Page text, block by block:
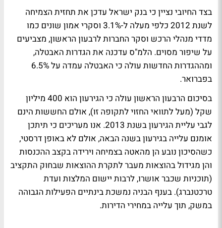
בצד החיובי נציין כי בנק ישראל עדכן את תחזית הצמיחה
לשנת 2012 כלפי מעלה ל-3.1% וסקרי אמון שונים כמו
מדדי מנהלי הרכש וסקר החברות לרבעון הראשון, מצביעים
על שיפור מסוים. הלמ"ס עדכנה את הגדרות האבטלה,
ומההגדרות החדשות עולה כי האבטלה עמדה על 6.5%
בפברואר.
בסיכום הרבעון הראשון עולה כי הגירעון הוא 400 מיליון
שקל (מעל לתוואי החזוי לתקופה זו), אולם החששות הינם
לגבי עליית הגירעון בשנת 2013. אנו מעריכים כי תיתכן
אומנם עלייה בגירעון בשנה הבאה, אולם לא באופן דרסטי,
כשהסיכון נובע הן מהאטה בצמיחה וירידה בקצב ההכנסות
והן מגידול בהוצאות מעבר לתקרת ההוצאות שבחוק התקציב
(תוכניות שכבר אושרו, לרבות יישום המלצות ועדת
טרכטנברג). בענף הבניה נמשכת בינתיים הפעילות הגבוהה
במשק, תוך עלייה במחירי הדירות.